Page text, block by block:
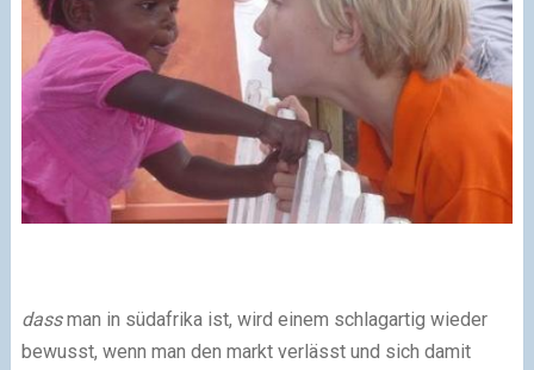
dassman in südafrika ist, wird einem schlagartig wieder
bewusst, wenn man den markt verlässt und sich damit